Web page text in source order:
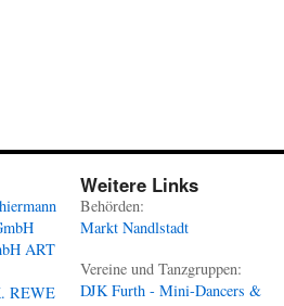
ART
REWE
Weitere Links
Behörden:
Markt Nandlstadt
Vereine und Tanzgruppen:
DJK Furth - Mini-Dancers &